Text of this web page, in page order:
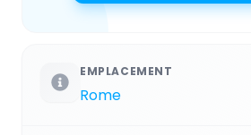
EMPLACEMENT
Rome